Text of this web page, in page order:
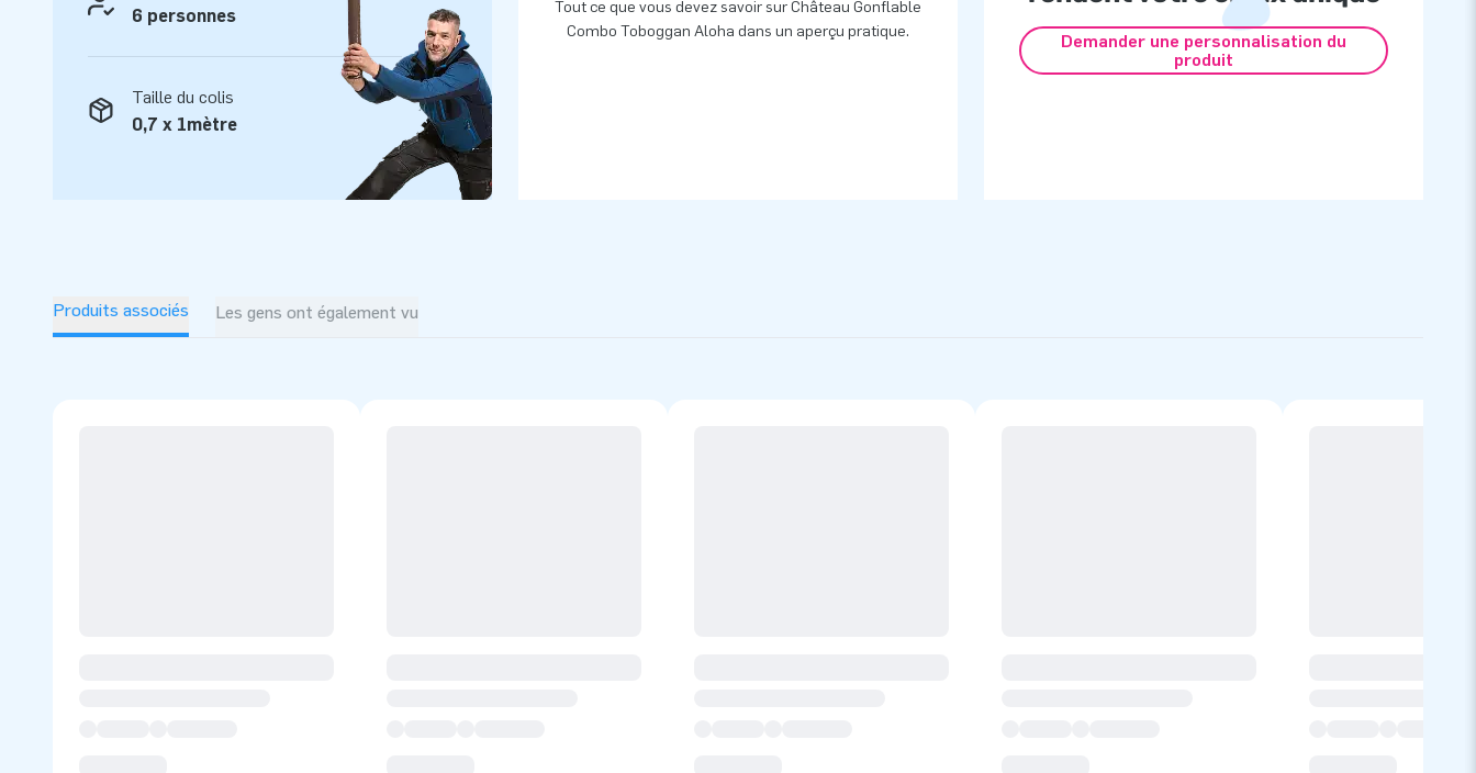
6 personnes
Taille du colis
0,7 x 1mètre
Tout ce que vous devez savoir sur Château Gonflable
Combo Toboggan Aloha dans un aperçu pratique.
Demander une personnalisation du
produit
Produits associés Les gens ont également vu